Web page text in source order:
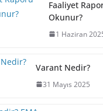
Faaliyet
Okunur?
1 Haziran
Varant Nedir?
31 Mayıs 2025